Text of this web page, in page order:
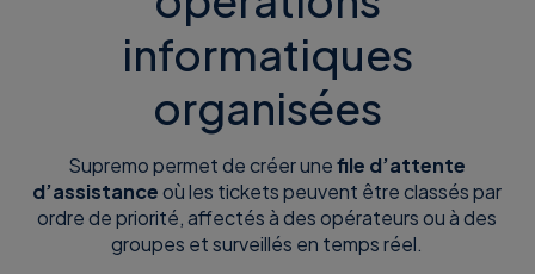
informatiques
organisées
Supremo permet de créer unefile d’attente
d’assistanceoù les tickets peuvent être classés par
ordre de priorité, affectés à des opérateurs ou à des
groupes et surveillés en temps réel.